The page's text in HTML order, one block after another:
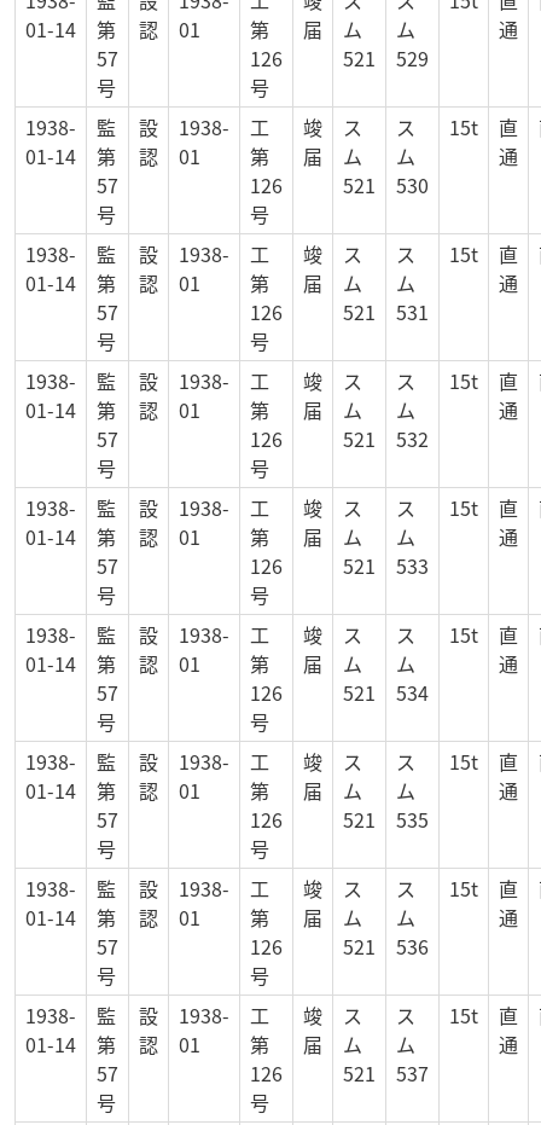
01-14
第
57
号
認
01
第
126
号
届
ム
521
ム
529
通
1938-
01-14
監
第
57
号
設
認
1938-
01
工
第
126
号
竣
届
ス
ム
521
ス
ム
530
15t
直
通
1938-
01-14
監
第
57
号
設
認
1938-
01
工
第
126
号
竣
届
ス
ム
521
ス
ム
531
15t
直
通
1938-
01-14
監
第
57
号
設
認
1938-
01
工
第
126
号
竣
届
ス
ム
521
ス
ム
532
15t
直
通
1938-
01-14
監
第
57
号
設
認
1938-
01
工
第
126
号
竣
届
ス
ム
521
ス
ム
533
15t
直
通
1938-
01-14
監
第
57
号
設
認
1938-
01
工
第
126
号
竣
届
ス
ム
521
ス
ム
534
15t
直
通
1938-
01-14
監
第
57
号
設
認
1938-
01
工
第
126
号
竣
届
ス
ム
521
ス
ム
535
15t
直
通
1938-
01-14
監
第
57
号
設
認
1938-
01
工
第
126
号
竣
届
ス
ム
521
ス
ム
536
15t
直
通
1938-
01-14
監
第
57
号
設
認
1938-
01
工
第
126
号
竣
届
ス
ム
521
ス
ム
537
15t
直
通